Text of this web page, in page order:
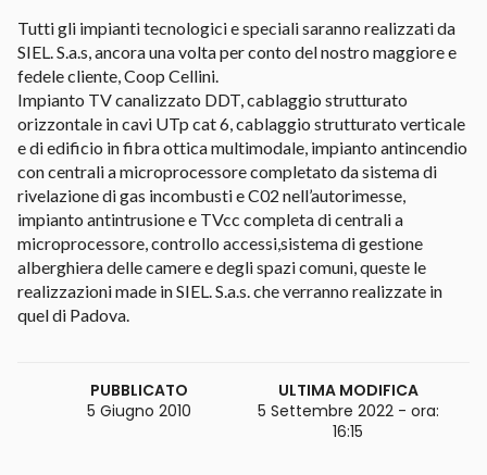
Tutti gli impianti tecnologici e speciali saranno realizzati da
SIEL. S.a.s, ancora una volta per conto del nostro maggiore e
fedele cliente, Coop Cellini.
Impianto TV canalizzato DDT, cablaggio strutturato
orizzontale in cavi UTp cat 6, cablaggio strutturato verticale
e di edificio in fibra ottica multimodale, impianto antincendio
con centrali a microprocessore completato da sistema di
rivelazione di gas incombusti e C02 nell’autorimesse,
impianto antintrusione e TVcc completa di centrali a
microprocessore, controllo accessi,sistema di gestione
alberghiera delle camere e degli spazi comuni, queste le
realizzazioni made in SIEL. S.a.s. che verranno realizzate in
quel di Padova.
PUBBLICATO
5 Giugno 2010
ULTIMA MODIFICA
5 Settembre 2022 - ora:
16:15